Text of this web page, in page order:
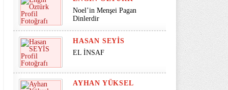
Noel’in Menşei Pagan
Dinlerdir
HASAN SEYİS
EL İNSAF
AYHAN YÜKSEL